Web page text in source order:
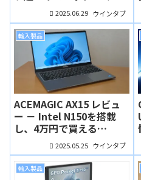
2025.06.29 ウインタブ
輸入製品
ACEMAGIC AX15 レビュ
ー － Intel N150を搭載
し、4万円で買える
WindowsノートPC。期
待以上の品質！
2025.05.25 ウインタブ
輸入製品